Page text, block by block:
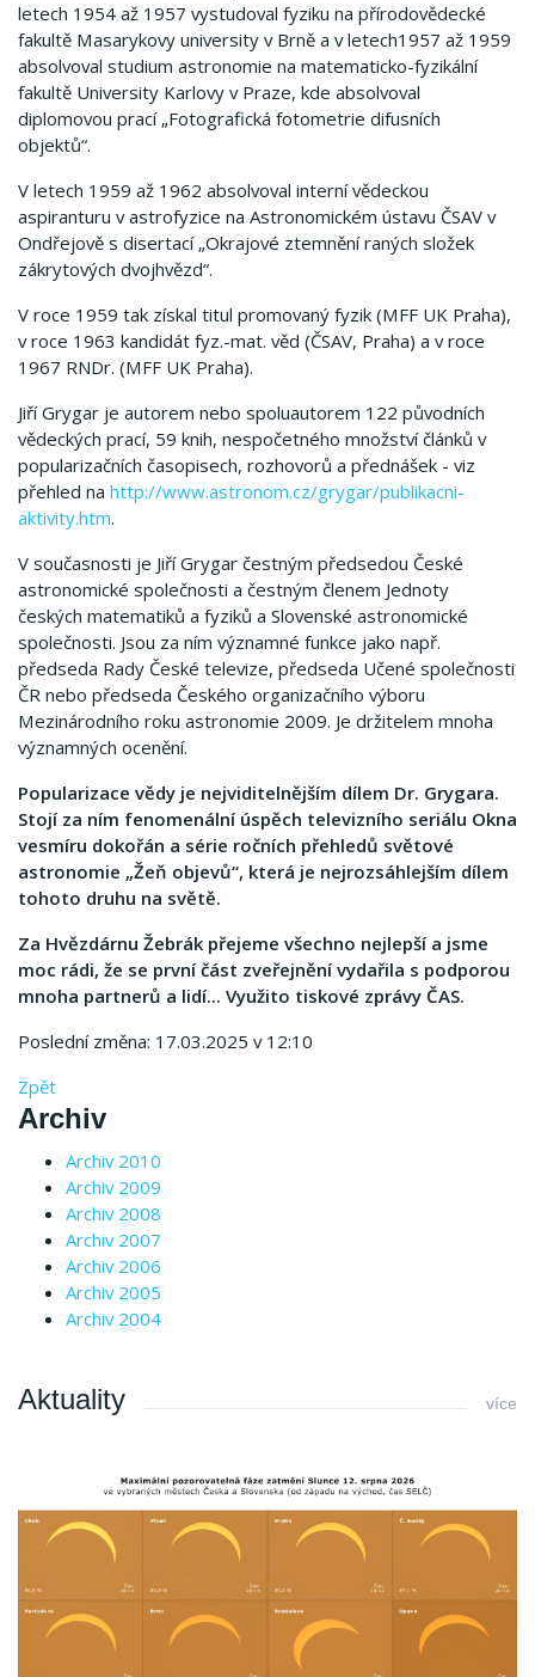
letech 1954 až 1957 vystudoval fyziku na přírodovědecké
fakultě Masarykovy university v Brně a v letech1957 až 1959
absolvoval studium astronomie na matematicko-fyzikální
fakultě University Karlovy v Praze, kde absolvoval
diplomovou prací „Fotografická fotometrie difusních
objektů“.
V letech 1959 až 1962 absolvoval interní vědeckou
aspiranturu v astrofyzice na Astronomickém ústavu ČSAV v
Ondřejově s disertací „Okrajové ztemnění raných složek
zákrytových dvojhvězd“.
V roce 1959 tak získal titul promovaný fyzik (MFF UK Praha),
v roce 1963 kandidát fyz.-mat. věd (ČSAV, Praha) a v roce
1967 RNDr. (MFF UK Praha).
Jiří Grygar je autorem nebo spoluautorem 122 původních
vědeckých prací, 59 knih, nespočetného množství článků v
popularizačních časopisech, rozhovorů a přednášek - viz
přehled na http://www.astronom.cz/grygar/publikacni-
aktivity.htm.
V současnosti je Jiří Grygar čestným předsedou České
astronomické společnosti a čestným členem Jednoty
českých matematiků a fyziků a Slovenské astronomické
společnosti. Jsou za ním významné funkce jako např.
předseda Rady České televize, předseda Učené společnosti
ČR nebo předseda Českého organizačního výboru
Mezinárodního roku astronomie 2009. Je držitelem mnoha
významných ocenění.
Popularizace vědy je nejviditelnějším dílem Dr. Grygara.
Stojí za ním fenomenální úspěch televizního seriálu Okna
vesmíru dokořán a série ročních přehledů světové
astronomie „Žeň objevů“, která je nejrozsáhlejším dílem
tohoto druhu na světě.
Za Hvězdárnu Žebrák přejeme všechno nejlepší a jsme
moc rádi, že se první část zveřejnění vydařila s podporou
mnoha partnerů a lidí... Využito tiskové zprávy ČAS.
Poslední změna: 17.03.2025 v 12:10
Zpět
Archiv
Archiv 2010
Archiv 2009
Archiv 2008
Archiv 2007
Archiv 2006
Archiv 2005
Archiv 2004
Aktuality více